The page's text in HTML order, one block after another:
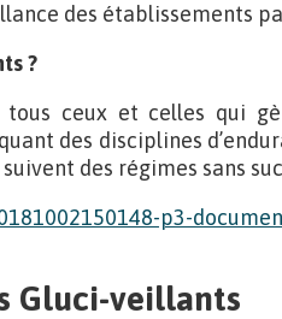
des établissements
?
tous ceux et celles qui
des disciplines
des régimes sans
Gluci-veillants